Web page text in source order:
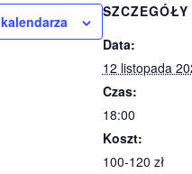
SZCZEGÓŁY
Data:
12 listopada
Czas:
18:00
Koszt:
100-120 zł